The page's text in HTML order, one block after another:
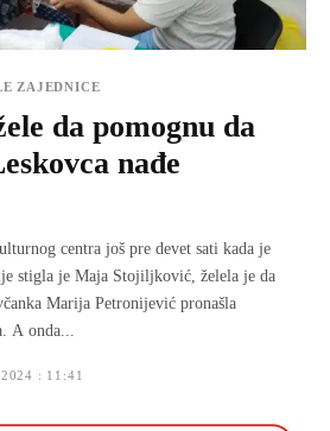
ZAJEDNICE
da pomognu da
nađe
centra još pre devet sati kada je
stigla je Maja Stojiljković, želela je da
Marija Petronijević pronašla
A onda...
: 11:41